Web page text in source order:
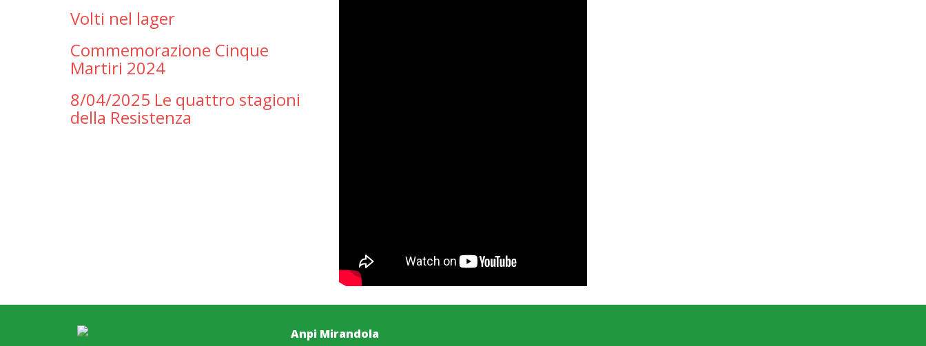
Volti nel lager
Commemorazione Cinque
Martiri 2024
8/04/2025 Le quattro stagioni
della Resistenza
Anpi Mirandola